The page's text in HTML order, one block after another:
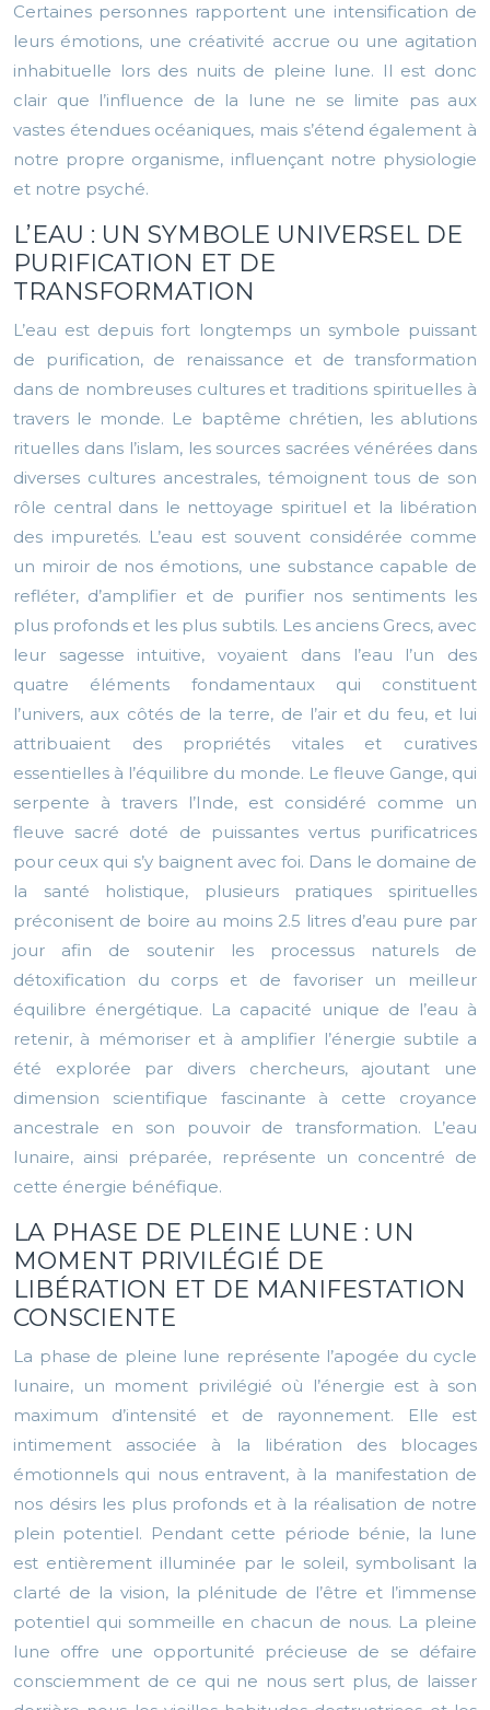
Certaines personnes rapportent une intensification de
leurs émotions, une créativité accrue ou une agitation
inhabituelle lors des nuits de pleine lune. Il est donc
clair que l’influence de la lune ne se limite pas aux
vastes étendues océaniques, mais s’étend également à
notre propre organisme, influençant notre physiologie
et notre psyché.
L’EAU : UN SYMBOLE UNIVERSEL DE
PURIFICATION ET DE
TRANSFORMATION
L’eau est depuis fort longtemps un symbole puissant
de purification, de renaissance et de transformation
dans de nombreuses cultures et traditions spirituelles à
travers le monde. Le baptême chrétien, les ablutions
rituelles dans l’islam, les sources sacrées vénérées dans
diverses cultures ancestrales, témoignent tous de son
rôle central dans le nettoyage spirituel et la libération
des impuretés. L’eau est souvent considérée comme
un miroir de nos émotions, une substance capable de
refléter, d’amplifier et de purifier nos sentiments les
plus profonds et les plus subtils. Les anciens Grecs, avec
leur sagesse intuitive, voyaient dans l’eau l’un des
quatre éléments fondamentaux qui constituent
l’univers, aux côtés de la terre, de l’air et du feu, et lui
attribuaient des propriétés vitales et curatives
essentielles à l’équilibre du monde. Le fleuve Gange, qui
serpente à travers l’Inde, est considéré comme un
fleuve sacré doté de puissantes vertus purificatrices
pour ceux qui s’y baignent avec foi. Dans le domaine de
la santé holistique, plusieurs pratiques spirituelles
préconisent de boire au moins 2.5 litres d’eau pure par
jour afin de soutenir les processus naturels de
détoxification du corps et de favoriser un meilleur
équilibre énergétique. La capacité unique de l’eau à
retenir, à mémoriser et à amplifier l’énergie subtile a
été explorée par divers chercheurs, ajoutant une
dimension scientifique fascinante à cette croyance
ancestrale en son pouvoir de transformation. L’eau
lunaire, ainsi préparée, représente un concentré de
cette énergie bénéfique.
LA PHASE DE PLEINE LUNE : UN
MOMENT PRIVILÉGIÉ DE
LIBÉRATION ET DE MANIFESTATION
CONSCIENTE
La phase de pleine lune représente l’apogée du cycle
lunaire, un moment privilégié où l’énergie est à son
maximum d’intensité et de rayonnement. Elle est
intimement associée à la libération des blocages
émotionnels qui nous entravent, à la manifestation de
nos désirs les plus profonds et à la réalisation de notre
plein potentiel. Pendant cette période bénie, la lune
est entièrement illuminée par le soleil, symbolisant la
clarté de la vision, la plénitude de l’être et l’immense
potentiel qui sommeille en chacun de nous. La pleine
lune offre une opportunité précieuse de se défaire
consciemment de ce qui ne nous sert plus, de laisser